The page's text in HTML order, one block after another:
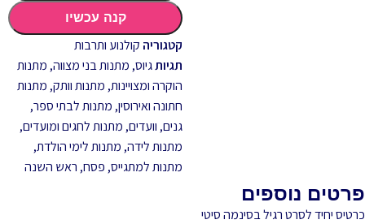
קנה עכשיו
קטגוריה קולנוע ותרבות
תגיותגיוס, מתנות בני מצווה, מתנות
הוקרה ומצויינות, מתנות וותק, מתנות
חתונה ואירוסין, מתנות לבתי ספר,
גנים, וועדים, מתנות לחגים ומועדים,
מתנות לידה, מתנות לימי הולדת,
מתנות למתגייס, פסח, ראש השנה
פרטים נוספים
כרטיס יחיד לסרט רגיל בסינמה סיטי